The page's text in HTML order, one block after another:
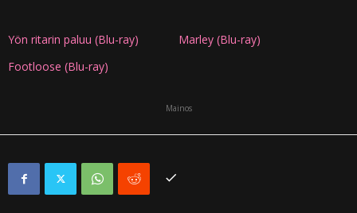
Yön ritarin paluu (Blu-ray)
Marley (Blu-ray)
Footloose (Blu-ray)
Mainos